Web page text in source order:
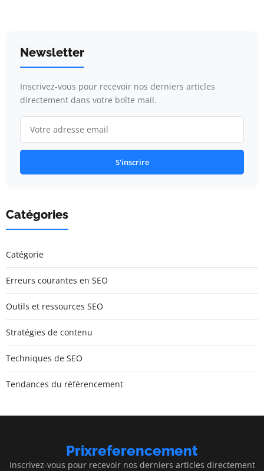
Newsletter
Inscrivez-vous pour recevoir nos derniers articles
directement dans votre boîte mail.
S'inscrire
Catégories
Catégorie
Erreurs courantes en SEO
Outils et ressources SEO
Stratégies de contenu
Techniques de SEO
Tendances du référencement
Prixreferencement
Inscrivez-vous pour recevoir nos derniers articles directement